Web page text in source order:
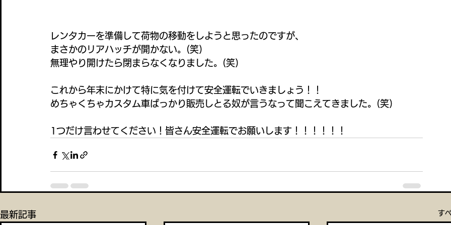
レンタカーを準備して荷物の移動をしようと思ったのですが、
まさかのリアハッチが開かない。(笑)
無理やり開けたら閉まらなくなりました。(笑)
これから年末にかけて特に気を付けて安全運転でいきましょう！！
めちゃくちゃカスタム車ばっかり販売しとる奴が言うなって聞こえてきました。(笑)
1つだけ言わせてください！皆さん安全運転でお願いします！！！！！！
最新記事 す